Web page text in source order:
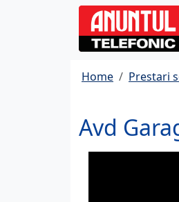
Home Prestari
Avd